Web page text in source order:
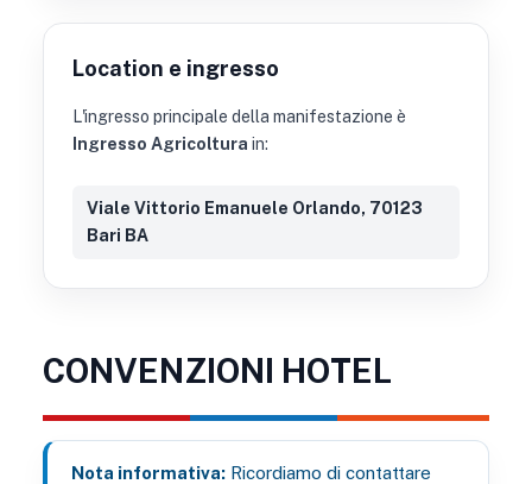
Location e ingresso
L'ingresso principale della manifestazione è
Ingresso Agricoltura in:
Viale Vittorio Emanuele Orlando, 70123
Bari BA
CONVENZIONI HOTEL
Nota informativa: Ricordiamo di contattare